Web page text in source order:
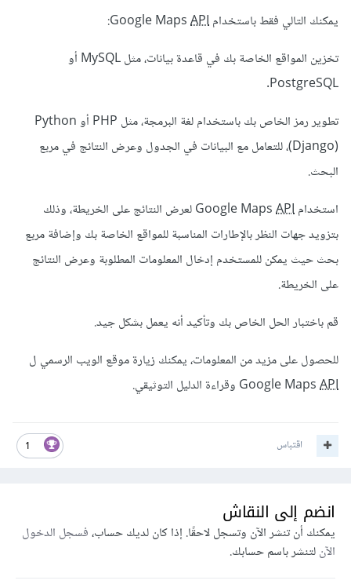
يمكنك التالي فقط باستخدام Google MapsAPI
:
تخزين المواقع الخاصة بك في قاعدة بيانات، مثل MySQL أو
PostgreSQL.
تطوير رمز الخاص بك باستخدام لغة البرمجة، مثل PHP أو Python
(Django)، للتعامل مع البيانات في الجدول وعرض النتائج في مربع
البحث.
استخدام Google MapsAPI
لعرض النتائج على الخريطة، وذلك
بتزويد جهات النظر بالإطارات المناسبة للمواقع الخاصة بك وإضافة مربع
بحث حيث يمكن للمستخدم إدخال المعلومات المطلوبة وعرض النتائج
على الخريطة.
قم باختبار الحل الخاص بك وتأكيد أنه يعمل بشكل جيد.
للحصول على مزيد من المعلومات، يمكنك زيارة موقع الويب الرسمي ل
Google MapsAPI وقراءة الدليل التوثيقي.
1 اقتباس
انضم إلى النقاش
يمكنك أن تنشر الآن وتسجل لاحقًا. إذا كان لديك حساب،فسجل الدخول
الآنلتنشر باسم حسابك.